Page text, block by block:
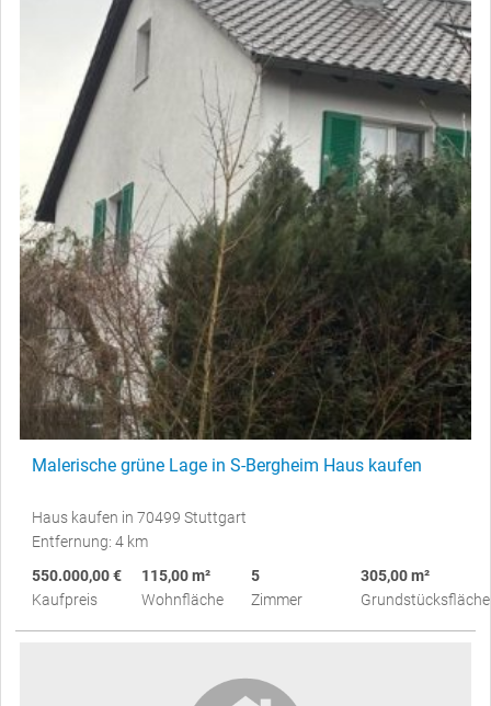
Malerische grüne Lage in S-Bergheim Haus kaufen
Haus kaufen in 70499 Stuttgart
Entfernung: 4 km
550.000,00 €
Kaufpreis
115,00 m²
Wohnfläche
5
Zimmer
305,00 m²
Grundstücksfläche